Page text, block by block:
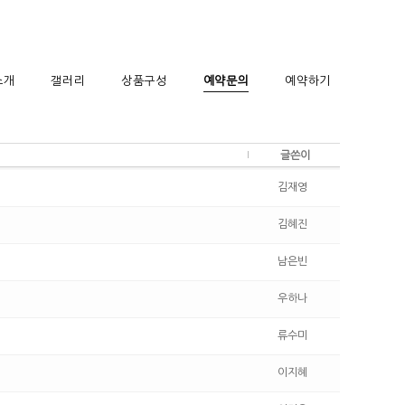
개 갤러리 상품구성 예약문의 예약하기
글쓴이
김재영
김혜진
남은빈
우하나
류수미
이지혜